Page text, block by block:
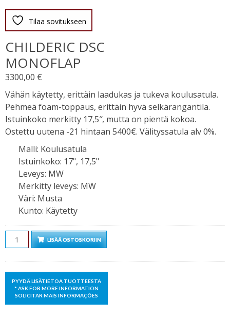
Tilaa sovitukseen
CHILDERIC DSC
MONOFLAP
3300,00 €
Vähän käytetty, erittäin laadukas ja tukeva koulusatula.
Pehmeä foam-toppaus, erittäin hyvä selkärangantila.
Istuinkoko merkitty 17,5″, mutta on pientä kokoa.
Ostettu uutena -21 hintaan 5400€. Välityssatula alv 0%.
Malli: Koulusatula
Istuinkoko: 17", 17,5"
Leveys: MW
Merkitty leveys: MW
Väri: Musta
Kunto: Käytetty
Määrä LISÄÄ OSTOSKORIIN